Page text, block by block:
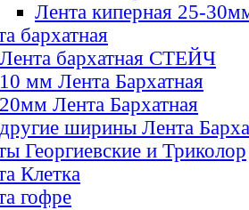
Лента киперная 25-
бархатная
Лента бархатная СТЕЙЧ
10 мм Лента Бархатная
20мм Лента Бархатная
другие ширины Лента
Георгиевские и Триколор
Клетка
гофре